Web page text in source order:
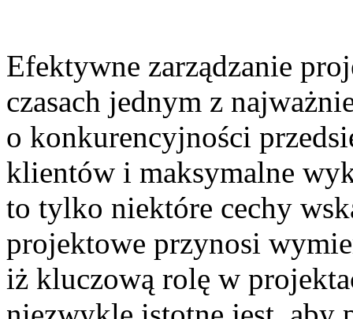
Efektywne zarządzanie
czasach jednym z
o konkurencyjności
klientów i maksymalne
to tylko niektóre cechy
projektowe przynosi
iż kluczową rolę w